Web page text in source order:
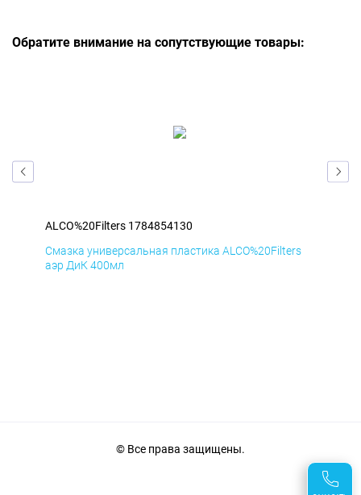
Обратите внимание на сопутствующие товары:
ALCO%20Filters 1784854130
Смазка универсальная пластика ALCO%20Filters
аэр ДиК 400мл
© Все права защищены.